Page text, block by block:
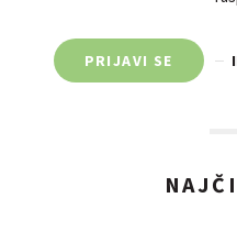
PRIJAVI SE